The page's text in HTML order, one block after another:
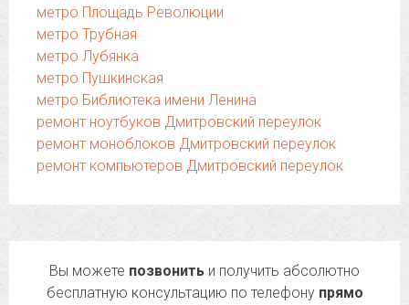
метро Площадь Революции
метро Трубная
метро Лубянка
метро Пушкинская
метро Библиотека имени Ленина
ремонт ноутбуков Дмитровский переулок
ремонт моноблоков Дмитровский переулок
ремонт компьютеров Дмитровский переулок
Вы можете позвонить и получить абсолютно
бесплатную консультацию по телефону прямо